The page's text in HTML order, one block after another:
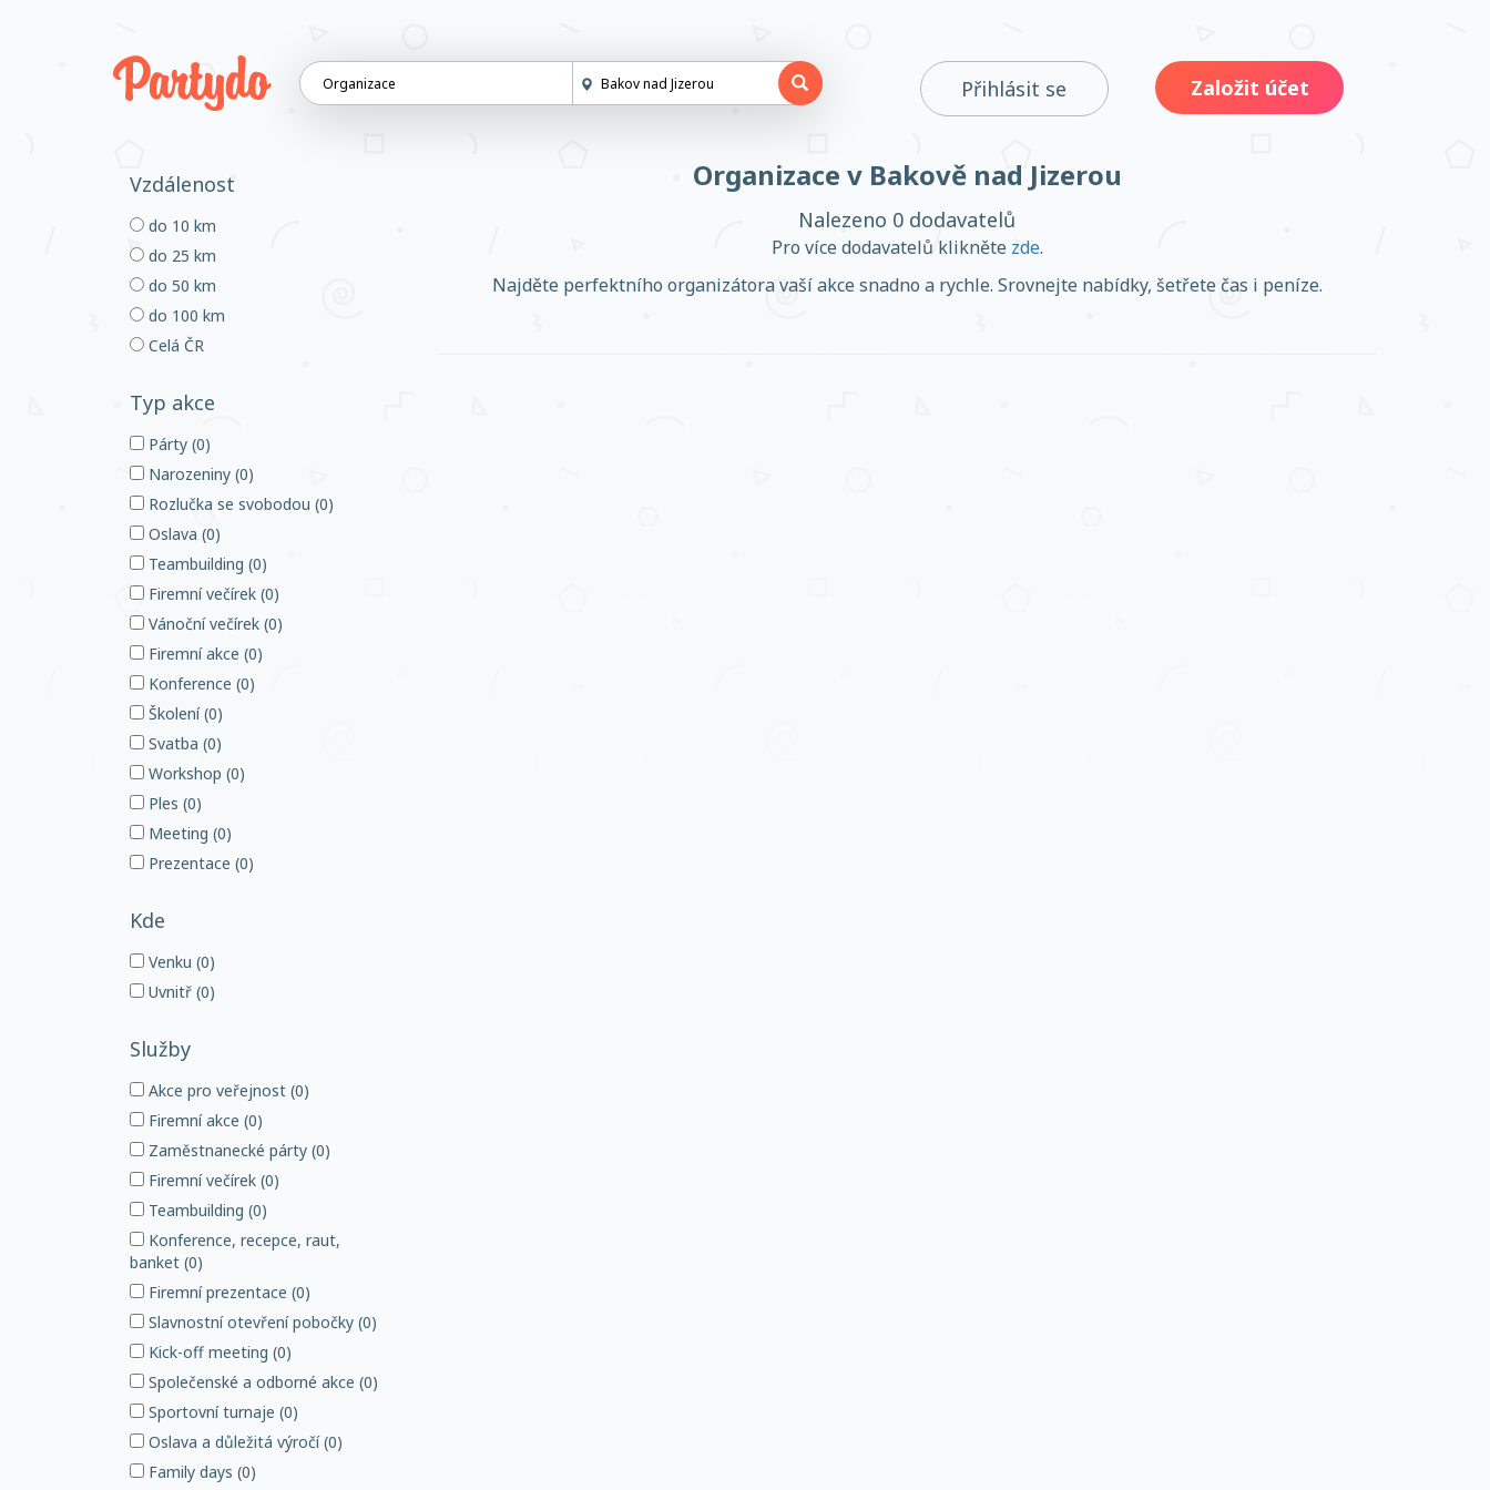
Přihlásit se Založit účet
Vzdálenost
do 10 km
do 25 km
do 50 km
do 100 km
Celá ČR
Typ akce
Párty (0)
Narozeniny (0)
Rozlučka se svobodou (0)
Oslava (0)
Teambuilding (0)
Firemní večírek (0)
Vánoční večírek (0)
Firemní akce (0)
Konference (0)
Školení (0)
Svatba (0)
Workshop (0)
Ples (0)
Meeting (0)
Prezentace (0)
Kde
Venku (0)
Uvnitř (0)
Služby
Akce pro veřejnost (0)
Firemní akce (0)
Zaměstnanecké párty (0)
Firemní večírek (0)
Teambuilding (0)
Konference, recepce, raut,
banket (0)
Firemní prezentace (0)
Slavnostní otevření pobočky (0)
Kick-off meeting (0)
Společenské a odborné akce (0)
Sportovní turnaje (0)
Oslava a důležitá výročí (0)
Family days (0)
Organizace v Bakově nad Jizerou
Nalezeno 0 dodavatelů
Pro více dodavatelů klikněte zde.
Najděte perfektního organizátora vaší akce snadno a rychle. Srovnejte nabídky, šetřete čas i peníze.